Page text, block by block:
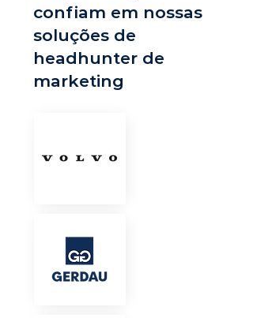
confiam em nossas
soluções de
headhunter de
marketing